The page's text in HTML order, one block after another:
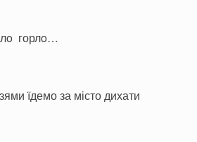
горлo…
їдемо за місто дихати